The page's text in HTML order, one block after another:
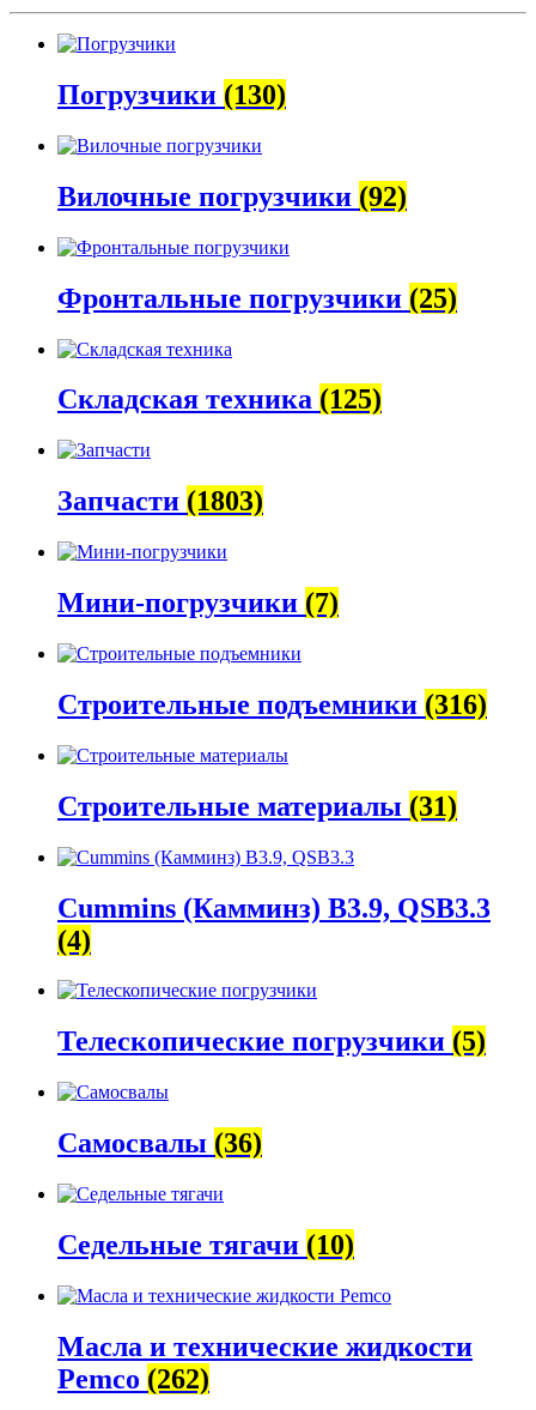
Погрузчики (130)
Вилочные погрузчики (92)
Фронтальные погрузчики (25)
Складская техника (125)
Запчасти (1803)
Мини-погрузчики (7)
Строительные подъемники (316)
Строительные материалы (31)
Cummins (Камминз) B3.9, QSB3.3
(4)
Телескопические погрузчики (5)
Самосвалы (36)
Седельные тягачи (10)
Масла и технические жидкости
Pemco (262)